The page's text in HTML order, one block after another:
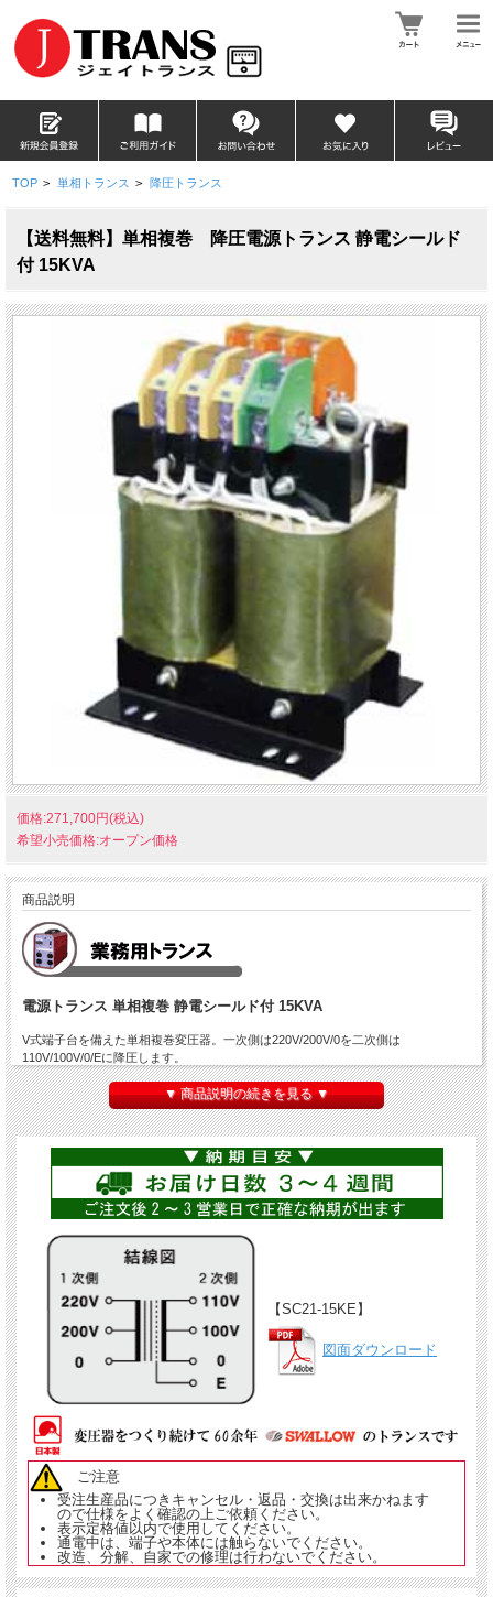
TOP > 単相トランス > 降圧トランス
【送料無料】単相複巻 降圧電源トランス 静電シールド
付 15KVA
価格:271,700円(税込)
希望小売価格:オープン価格
商品説明
電源トランス 単相複巻 静電シールド付 15KVA
V式端子台を備えた単相複巻変圧器。一次側は220V/200V/0を二次側は
110V/100V/0/Eに降圧します。
本製品の定格容量は15KVA(15000VA)。
静電シールド付きは1次巻線と2次巻線の間に銅板を巻くことにより、1次・2次間
が接触しない役目をし、また1次側の電圧・電流に含まれる高周波（ノイズ）を分
布静電容量を通じて2次側に高周波（ノイズ）を伝搬するのを低減します。
特に工事業者様、盤業者様にご好評いただいております。
▼ 商品説明の続きを見る ▼
【SC21-15KE】
図面ダウンロード
ご注意
受注生産品につきキャンセル・返品・交換は出来かねます
ので仕様をよく確認の上ご依頼ください。
表示定格値以内で使用してください。
通電中は、端子や本体には触らないでください。
改造、分解、自家での修理は行わないでください。